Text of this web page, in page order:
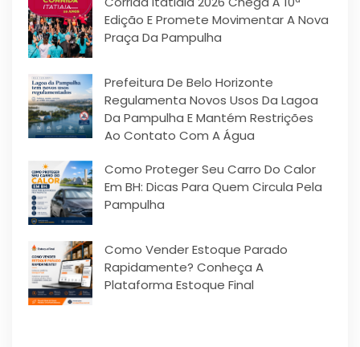
Edição E Promete Movimentar A Nova
Praça Da Pampulha
Prefeitura De Belo Horizonte
Regulamenta Novos Usos Da Lagoa
Da Pampulha E Mantém Restrições
Ao Contato Com A Água
Como Proteger Seu Carro Do Calor
Em BH: Dicas Para Quem Circula Pela
Pampulha
Como Vender Estoque Parado
Rapidamente? Conheça A
Plataforma Estoque Final